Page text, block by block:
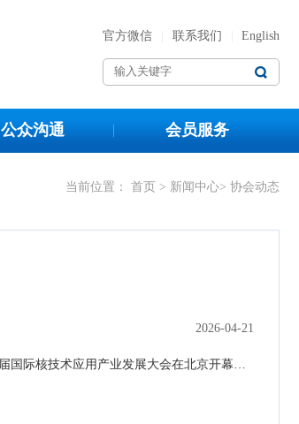
官方微信 联系我们 English
公众沟通 会员服务
当前位置： 首页 > 新闻中心> 协会动态
2026-04-21
和平利用、共享核技术应用发展红利，是国际社会的共同期盼，也是全球产业界的一致追求。4月21日下午，第三届国际核技术应用产业发展大会在北京开幕。中国同位素与辐射行业协会在会上发布了《携手构建开放包容、普惠共赢的国际核技术应用产业生态倡议》。来自中国、俄罗斯、英国、法国、比利时、苏丹、美国、加拿大、澳大利亚、韩国、泰国等20多个国家的400多名嘉宾代表参会。国际原子能机构副总干事刘华、中国国家原子能机构系统工程司司长李自平、塞尔维亚常驻维也纳代表团大使扎尔科奥布拉多维奇、中国国务院国有资产监督管理委员会规划发…